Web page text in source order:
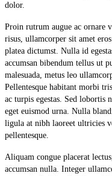
dolor.
Proin rutrum augue ac ornare
risus, ullamcorper sit amet
platea dictumst. Nulla id
accumsan bibendum tellus ut
malesuada, metus leo
Pellentesque habitant morbi
ac turpis egestas. Sed lobortis
eget euismod urna. Nulla
ligula at nibh laoreet ultricies
pellentesque.
Aliquam congue placerat
accumsan nulla. Integer